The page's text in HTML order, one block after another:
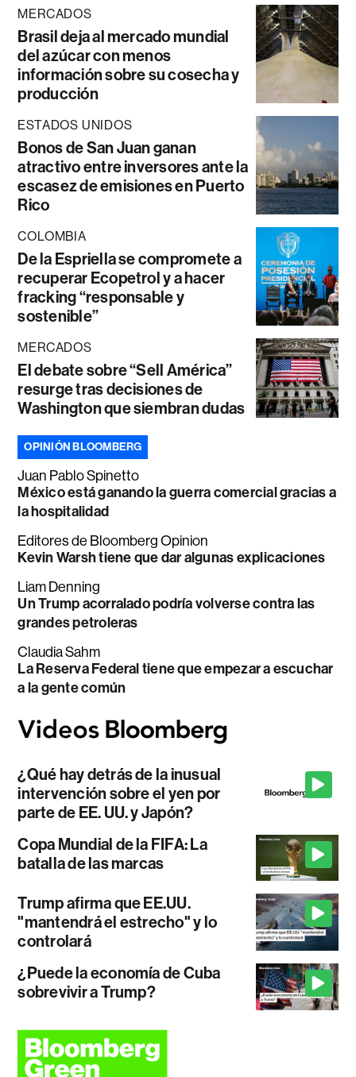
MERCADOS
Brasil deja al mercado mundial
del azúcar con menos
información sobre su cosecha y
producción
ESTADOS UNIDOS
Bonos de San Juan ganan
atractivo entre inversores ante la
escasez de emisiones en Puerto
Rico
COLOMBIA
De la Espriella se compromete a
recuperar Ecopetrol y a hacer
fracking “responsable y
sostenible”
MERCADOS
El debate sobre “Sell América”
resurge tras decisiones de
Washington que siembran dudas
OPINIÓN BLOOMBERG
Juan Pablo Spinetto
México está ganando la guerra comercial gracias a
la hospitalidad
Editores de Bloomberg Opinion
Kevin Warsh tiene que dar algunas explicaciones
Liam Denning
Un Trump acorralado podría volverse contra las
grandes petroleras
Claudia Sahm
La Reserva Federal tiene que empezar a escuchar
a la gente común
¿Qué hay detrás de la inusual
intervención sobre el yen por
parte de EE. UU. y Japón?
Copa Mundial de la FIFA: La
batalla de las marcas
Trump afirma que EE.UU.
"mantendrá el estrecho" y lo
controlará
¿Puede la economía de Cuba
sobrevivir a Trump?